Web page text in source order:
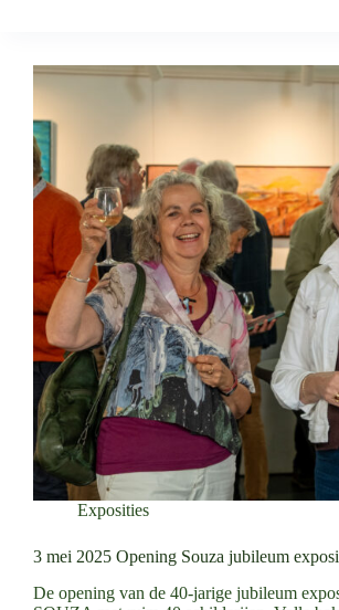
Exposities
3 mei 2025 Opening Souza jubileum
De opening van de 40-jarige jubileum